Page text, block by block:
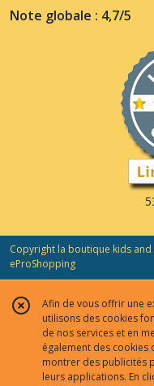
Note globale : 4,7/5
Copyright la boutique kids
eProShopping
Afin de vous offrir une
utilisons des cookies
de nos services et en
également des cookies
montrer des publicités
leurs applications. En